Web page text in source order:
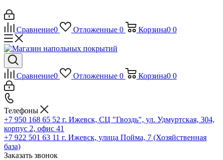
Сравнение0 Отложенные 0 Корзина0 0
Сравнение0 Отложенные 0 Корзина0 0
Телефоны
+7 950 168 65 52 г. Ижевск, СЦ "Гвоздь", ул. Удмуртская, 304,
корпус 2, офис 41
+7 922 501 63 11 г. Ижевск, улица Пойма, 7 (Хозяйственная
база)
Заказать звонок